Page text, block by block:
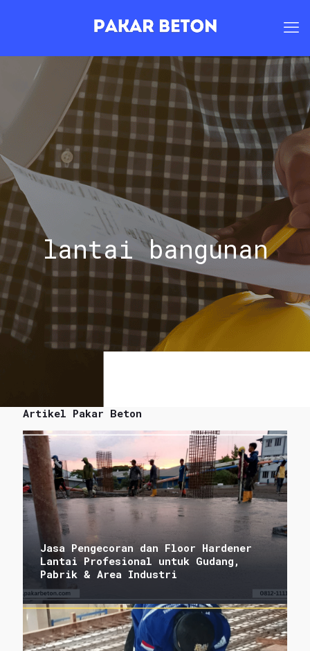
lantai bangunan
Artikel Pakar Beton
Jasa Pengecoran dan Floor Hardener
Lantai Profesional untuk Gudang,
Pabrik & Area Industri